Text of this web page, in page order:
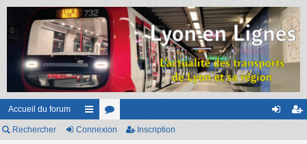
Accueil du forum
ac or
Rechercher Connexion Inscription